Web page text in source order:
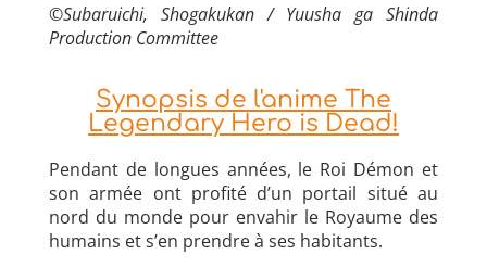
©Subaruichi, Shogakukan / Yuusha ga Shinda
Production Committee
Synopsis de l'anime The
Legendary Hero is Dead!
Pendant de longues années, le Roi Démon et
son armée ont profité d’un portail situé au
nord du monde pour envahir le Royaume des
humains et s’en prendre à ses habitants.